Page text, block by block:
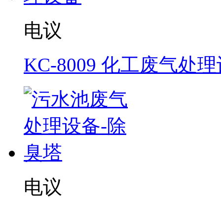
电议
KC-8009 化工废气处
电议